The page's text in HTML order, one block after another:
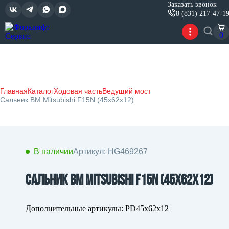
Заказать звонок
8 (831) 217-47-19
0
ГлавнаяКаталогХодовая частьВедущий мост
Сальник ВМ Mitsubishi F15N (45x62x12)
В наличииАртикул: HG469267
Сальник ВМ Mitsubishi F15N (45x62x12)
Дополнительные артикулы: PD45x62x12